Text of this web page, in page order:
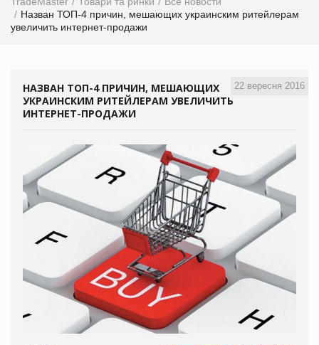
Назван ТОП-4 причин, мешающих украинским ритейлерам
увеличить интернет-продажи
22 вересня 2016
НАЗВАН ТОП-4 ПРИЧИН, МЕШАЮЩИХ
УКРАИНСКИМ РИТЕЙЛЕРАМ УВЕЛИЧИТЬ
ИНТЕРНЕТ-ПРОДАЖИ